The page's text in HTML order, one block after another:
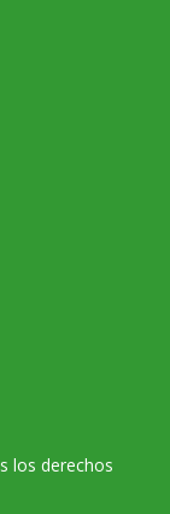
los derechos